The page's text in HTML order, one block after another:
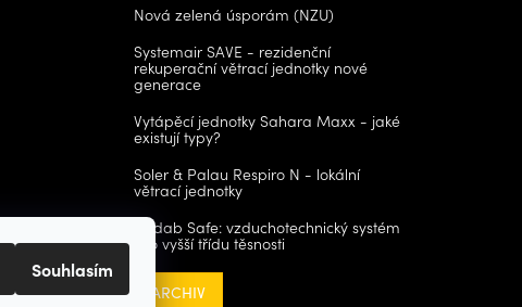
Souhlasím
Nová zelená úsporám (NZU)
Systemair SAVE - rezidenční
rekuperační větrací jednotky nové
generace
Vytápěcí jednotky Sahara Maxx - jaké
existují typy?
Soler & Palau Respiro N - lokální
větrací jednotky
Lindab Safe: vzduchotechnický systém
pro vyšší třídu těsnosti
ARCHIV